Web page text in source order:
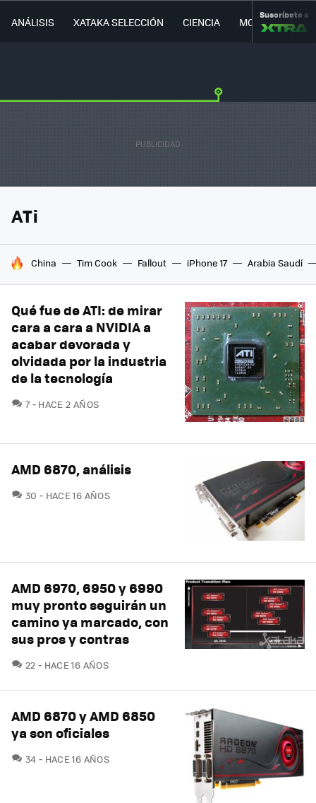
ANÁLISIS XATAKA SELECCIÓN CIENCIA MOVILIDAD
Suscríbete a
ATi
HOY SE HABLA DE
China Tim Cook Fallout iPhone 17 Arabia Saudí
Qué fue de ATI: de mirar
cara a cara a NVIDIA a
acabar devorada y
olvidada por la industria
de la tecnología
7COMENTARIOS
HACE 2 AÑOS
AMD 6870, análisis
30 COMENTARIOS
HACE 16 AÑOS
AMD 6970, 6950 y 6990
muy pronto seguirán un
camino ya marcado, con
sus pros y contras
22 COMENTARIOS
HACE 16 AÑOS
AMD 6870 y AMD 6850
ya son oficiales
34 COMENTARIOS
HACE 16 AÑOS